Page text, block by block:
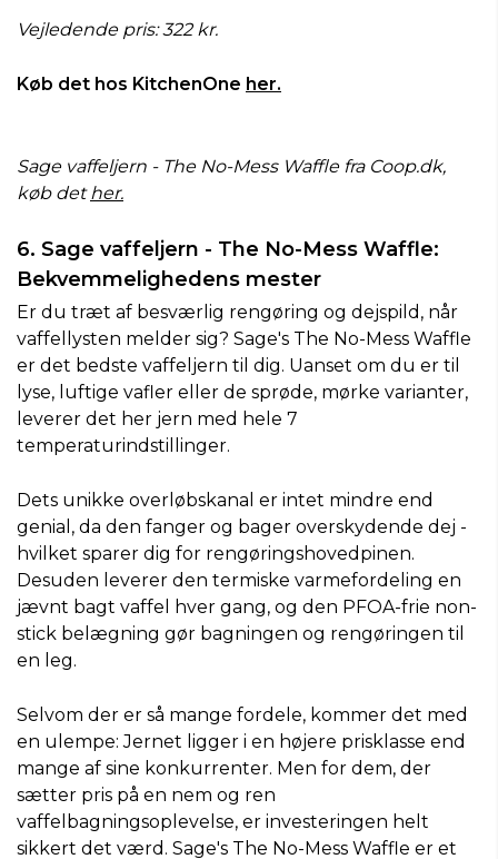
Vejledende pris: 322 kr.
Køb det hos KitchenOne her.
Sage vaffeljern - The No-Mess Waffle fra Coop.dk,
køb dether.
6. Sage vaffeljern - The No-Mess Waffle:
Bekvemmelighedens mester
Er du træt af besværlig rengøring og dejspild, når
vaffellysten melder sig? Sage's The No-Mess Waffle
er det bedste vaffeljern til dig. Uanset om du er til
lyse, luftige vafler eller de sprøde, mørke varianter,
leverer det her jern med hele 7
temperaturindstillinger.
Dets unikke overløbskanal er intet mindre end
genial, da den fanger og bager overskydende dej -
hvilket sparer dig for rengøringshovedpinen.
Desuden leverer den termiske varmefordeling en
jævnt bagt vaffel hver gang, og den PFOA-frie non-
stick belægning gør bagningen og rengøringen til
en leg.
Selvom der er så mange fordele, kommer det med
en ulempe: Jernet ligger i en højere prisklasse end
mange af sine konkurrenter. Men for dem, der
sætter pris på en nem og ren
vaffelbagningsoplevelse, er investeringen helt
sikkert det værd. Sage's The No-Mess Waffle er et